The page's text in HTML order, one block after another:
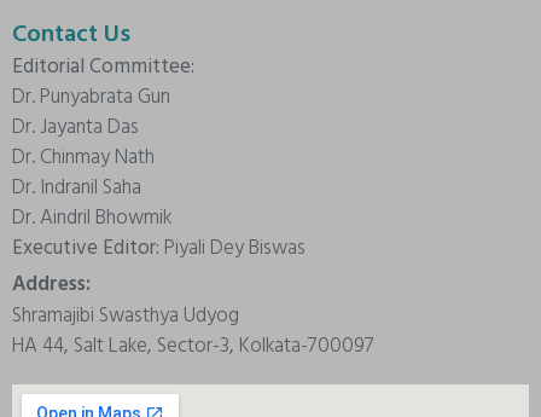
Contact Us
Editorial Committee:
Dr. Punyabrata Gun
Dr. Jayanta Das
Dr. Chinmay Nath
Dr. Indranil Saha
Dr. Aindril Bhowmik
Executive Editor: Piyali Dey Biswas
Address:
Shramajibi Swasthya Udyog
HA 44, Salt Lake, Sector-3, Kolkata-700097